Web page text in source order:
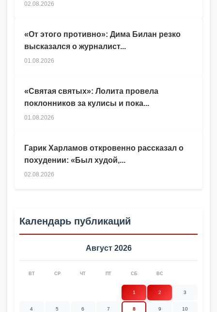
Гарик Харламов откровенно рассказал о
похудении: «Был худой,...
02.08.2026
02.08.2026
«От этого противно»: Дима Билан резко
высказался о журналист...
01.08.2026
«Святая святых»: Лолита провела
поклонников за кулисы и пока...
01.08.2026
Календарь публикаций
Август 2026
ВТ СР ЧТ ПТ СБ ВС
1 2 3
4 5 6 7 8 9 10